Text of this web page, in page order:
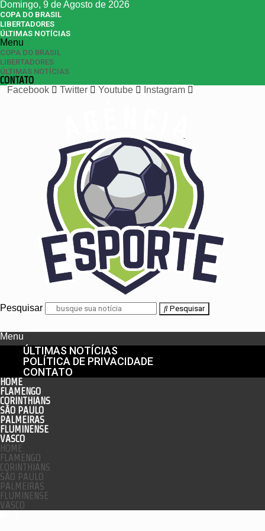
Domingo, 9 de Agosto de 2026
COPA DO BRASIL
LIBERTADORES
ÚLTIMAS NOTÍCIAS
Menu
COPA DO BRASIL
LIBERTADORES
ÚLTIMAS NOTÍCIAS
CONTATO
Facebook
Twitter Youtube Instagram
Pesquisar Pesquisar
Menu
ÚLTIMAS NOTÍCIAS
POLÍTICA DE PRIVACIDADE
CONTATO
HOME
FLAMENGO
CORINTHIANS
SÃO PAULO
PALMEIRAS
FLUMINENSE
VASCO
HOME
FLAMENGO
CORINTHIANS
SÃO PAULO
PALMEIRAS
FLUMINENSE
VASCO